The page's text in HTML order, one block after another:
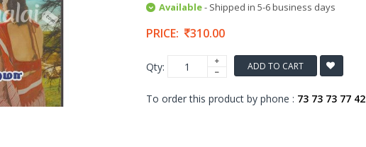
Available- Shipped in 5-6 business days
PRICE: 310.00
Qty: ADD TO CART
To order this product by phone : 73 73 73 77 42